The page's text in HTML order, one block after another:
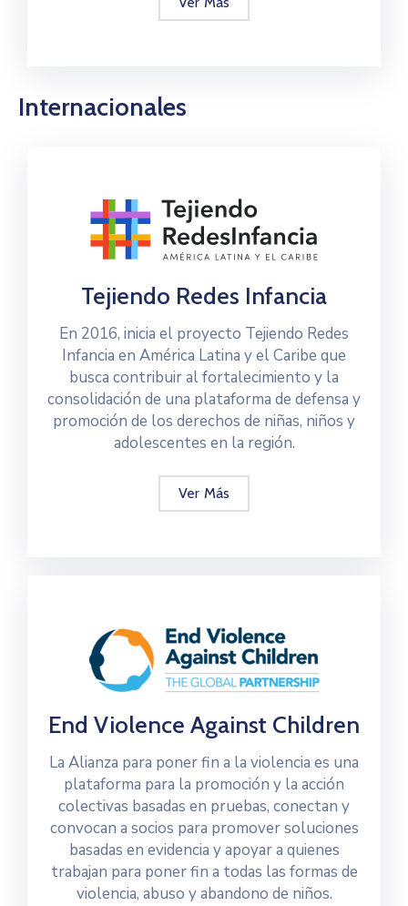
Internacionales
Tejiendo Redes Infancia
En 2016, inicia el proyecto Tejiendo Redes
Infancia en América Latina y el Caribe que
busca contribuir al fortalecimiento y la
consolidación de una plataforma de defensa y
promoción de los derechos de niñas, niños y
adolescentes en la región.
Ver Más
End Violence Against Children
La Alianza para poner fin a la violencia es una
plataforma para la promoción y la acción
colectivas basadas en pruebas, conectan y
convocan a socios para promover soluciones
basadas en evidencia y apoyar a quienes
trabajan para poner fin a todas las formas de
violencia, abuso y abandono de niños.